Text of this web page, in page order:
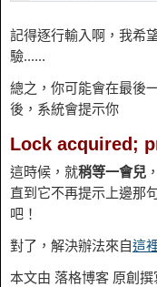
記得逐行輸入啊，我希
驗......
總之，你可能會在最後
後，系統會提示你
Lock acquired;
這時候，就稍等一會兒
直到它不再提示上邊那
吧！
對了，解決辦法來自這
本文由 落格博客 原創撰